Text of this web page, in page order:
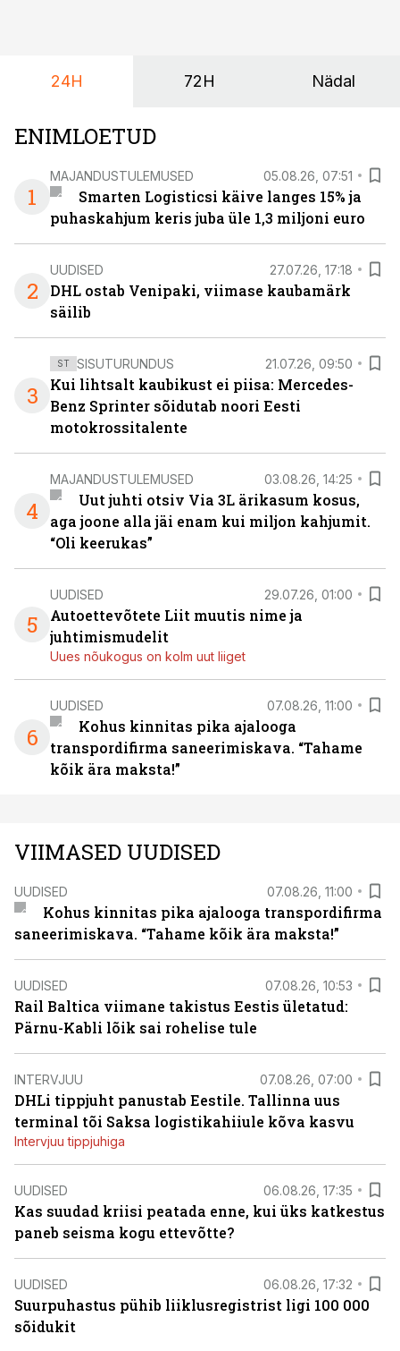
24H 72H Nädal
ENIMLOETUD
1
MAJANDUSTULEMUSED 05.08.26, 07:51
Smarten Logisticsi käive langes 15% ja
puhaskahjum keris juba üle 1,3 miljoni euro
2
UUDISED 27.07.26, 17:18
DHL ostab Venipaki, viimase kaubamärk
säilib
3
ST SISUTURUNDUS 21.07.26, 09:50
Kui lihtsalt kaubikust ei piisa: Mercedes-
Benz Sprinter sõidutab noori Eesti
motokrossitalente
4
MAJANDUSTULEMUSED 03.08.26, 14:25
Uut juhti otsiv Via 3L ärikasum kosus,
aga joone alla jäi enam kui miljon kahjumit.
“Oli keerukas”
5
UUDISED 29.07.26, 01:00
Autoettevõtete Liit muutis nime ja
juhtimismudelit
Uues nõukogus on kolm uut liiget
6
UUDISED 07.08.26, 11:00
Kohus kinnitas pika ajalooga
transpordifirma saneerimiskava. “Tahame
kõik ära maksta!”
VIIMASED UUDISED
UUDISED 07.08.26, 11:00
Kohus kinnitas pika ajalooga transpordifirma
saneerimiskava. “Tahame kõik ära maksta!”
UUDISED 07.08.26, 10:53
Rail Baltica viimane takistus Eestis ületatud:
Pärnu-Kabli lõik sai rohelise tule
INTERVJUU 07.08.26, 07:00
DHLi tippjuht panustab Eestile. Tallinna uus
terminal tõi Saksa logistikahiiule kõva kasvu
Intervjuu tippjuhiga
UUDISED 06.08.26, 17:35
Kas suudad kriisi peatada enne, kui üks katkestus
paneb seisma kogu ettevõtte?
UUDISED 06.08.26, 17:32
Suurpuhastus pühib liiklusregistrist ligi 100 000
sõidukit